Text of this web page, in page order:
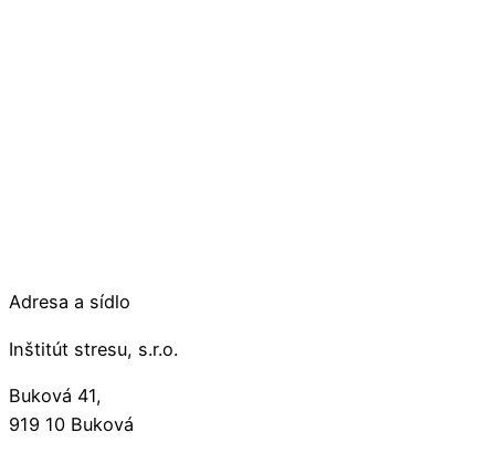
Adresa a sídlo
Inštitút stresu, s.r.o.
Buková 41,
919 10 Buková